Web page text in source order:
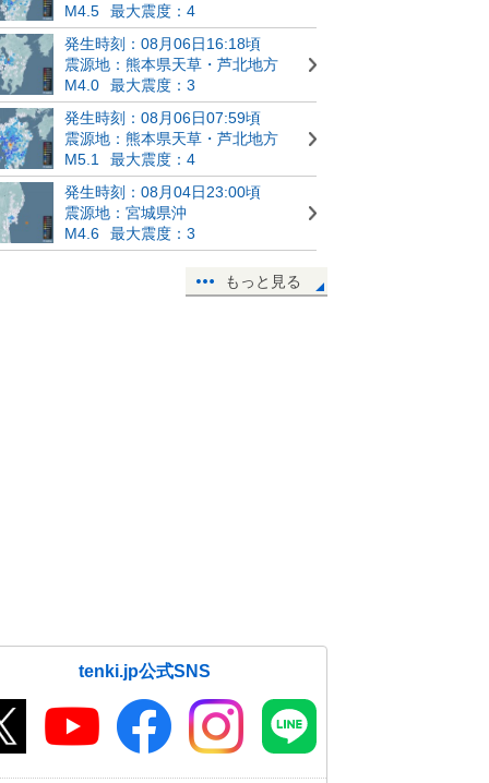
M4.5
最大震度：4
発生時刻：08月06日16:18頃
震源地：熊本県天草・芦北地方
M4.0
最大震度：3
発生時刻：08月06日07:59頃
震源地：熊本県天草・芦北地方
M5.1
最大震度：4
発生時刻：08月04日23:00頃
震源地：宮城県沖
M4.6
最大震度：3
もっと見る
tenki.jp公式SNS